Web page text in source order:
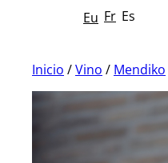
Eu Fr Es
Inicio /Vino / Mendiko